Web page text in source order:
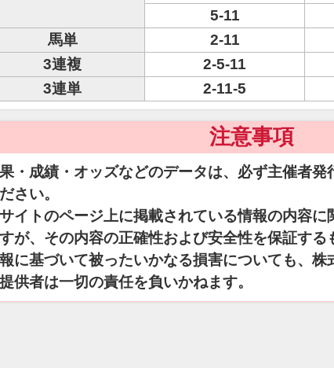
5-11
馬単
2-11
3連複
2-5-11
3連単
2-11-5
注意事項
・成績・オッズなどのデータは、必ず主催者発
さい。
イトのページ上に掲載されている情報の内容に
が、その内容の正確性および安全性を保証す
に基づいて被ったいかなる損害についても、
供者は一切の責任を負いかねます。